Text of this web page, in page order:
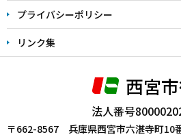
プライバシーポリシー
リンク集
西宮
法人番号
〒662-8567 兵庫県西宮市六湛寺町10